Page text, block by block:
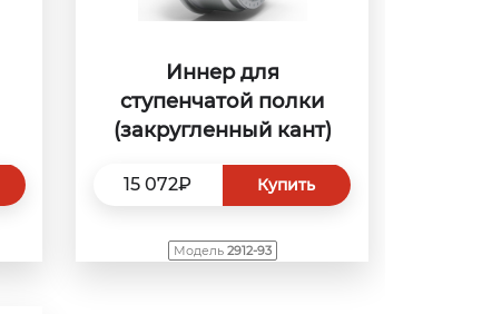
Иннер для
ступенчатой полки
(закругленный кант)
15 072₽ Купить
Модель 2912-93